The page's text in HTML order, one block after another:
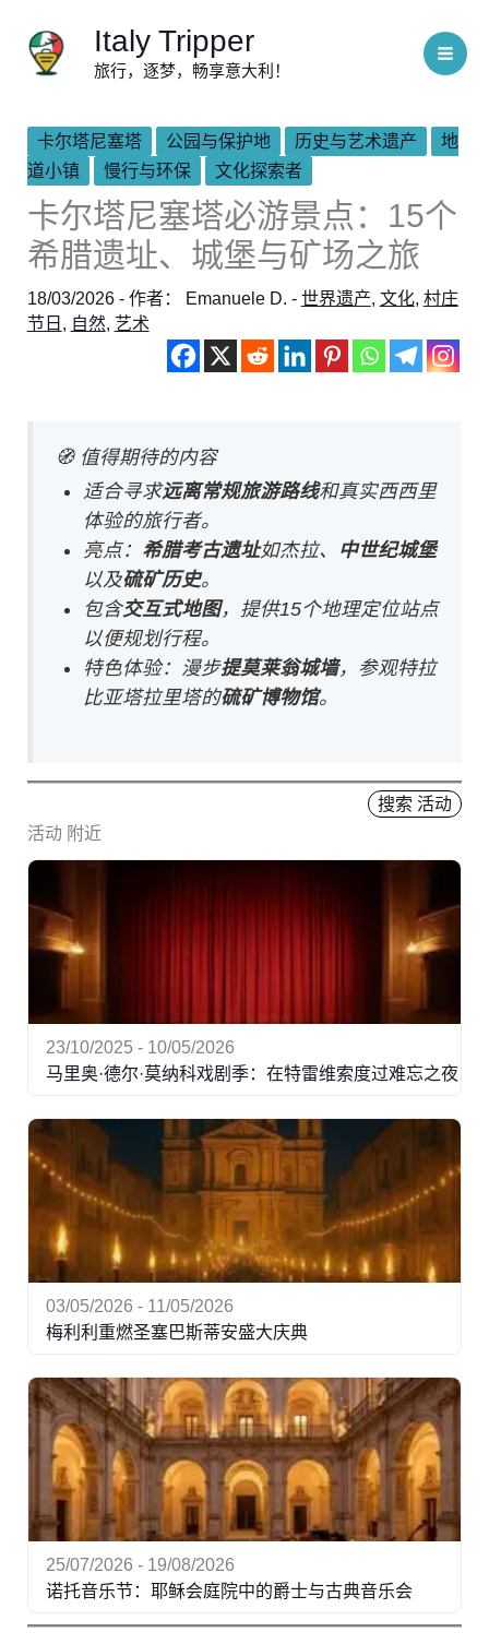
Italy Tripper
旅行，逐梦，畅享意大利！
卡尔塔尼塞塔 公园与保护地 历史与艺术遗产
地
道小镇
慢行与环保 文化探索者
卡尔塔尼塞塔必游景点：15个
希腊遗址、城堡与矿场之旅
18/03/2026 - 作者： Emanuele D. - 世界遗产, 文化, 村庄
节日 , 自然, 艺术
🧭 值得期待的内容
适合寻求远离常规旅游路线和真实西西里
体验的旅行者。
亮点： 希腊考古遗址如杰拉、 中世纪城堡
以及硫矿历史。
包含交互式地图，提供15个地理定位站点
以便规划行程。
特色体验：漫步提莫莱翁城墙，参观特拉
比亚塔拉里塔的硫矿博物馆。
活动 附近
搜索 活动
23/10/2025 - 10/05/2026
马里奥·德尔·莫纳科戏剧季：在特雷维索度过难忘之夜
03/05/2026 - 11/05/2026
梅利利重燃圣塞巴斯蒂安盛大庆典
25/07/2026 - 19/08/2026
诺托音乐节：耶稣会庭院中的爵士与古典音乐会